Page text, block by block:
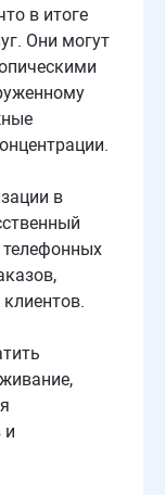
в итоге
Они могут
в